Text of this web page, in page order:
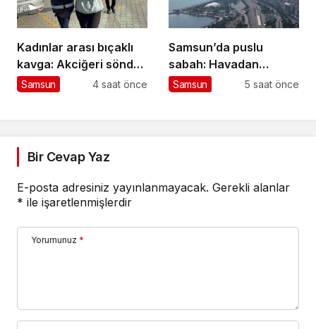
Kadınlar arası bıçaklı
kavga: Akciğeri söndü,
tutuklandı
Samsun 4 saat önce
Samsun’da puslu
sabah: Havadan
görüntülendi
Samsun 5 saat önce
Bir Cevap Yaz
E-posta adresiniz yayınlanmayacak. Gerekli alanlar
* ile işaretlenmişlerdir
Yorumunuz *